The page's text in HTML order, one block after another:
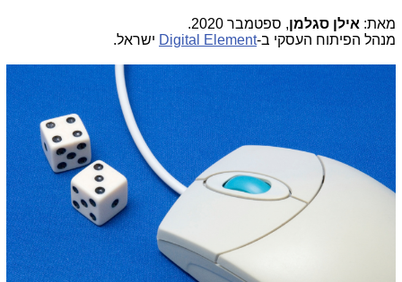
מאת: אילן סגלמן, ספטמבר 2020.
מנהל הפיתוח העסקי ב-Digital Element ישראל.